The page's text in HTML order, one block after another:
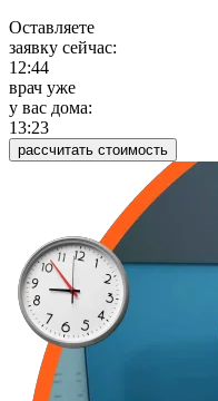
Оставляете
заявку сейчас:
12:44
врач уже
у вас дома:
13:23
рассчитать стоимость